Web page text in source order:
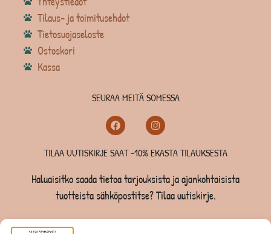
Tilaus- ja toimitusehdot
Tietosuojaseloste
Ostoskori
Kassa
SEURAA MEITÄ SOMESSA
TILAA UUTISKIRJE SAAT -10% EKASTA TILAUKSESTA
Haluaisitko saada tietoa tarjouksista ja ajankohtaisista
tuotteista sähköpostitse? Tilaa uutiskirje.
TILAA UUTISKIRJE -SAAT -10% EKASTA TILAUKSESTA